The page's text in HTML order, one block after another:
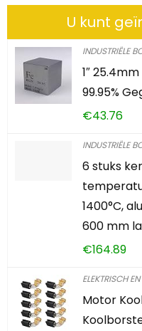
U kunt
INDUSTRIËLE
1″
99.95%
€43.76
INDUSTRIËLE
6 stuks
1400°C,
600 mm
€164.89
ELEKTRISCH
Motor